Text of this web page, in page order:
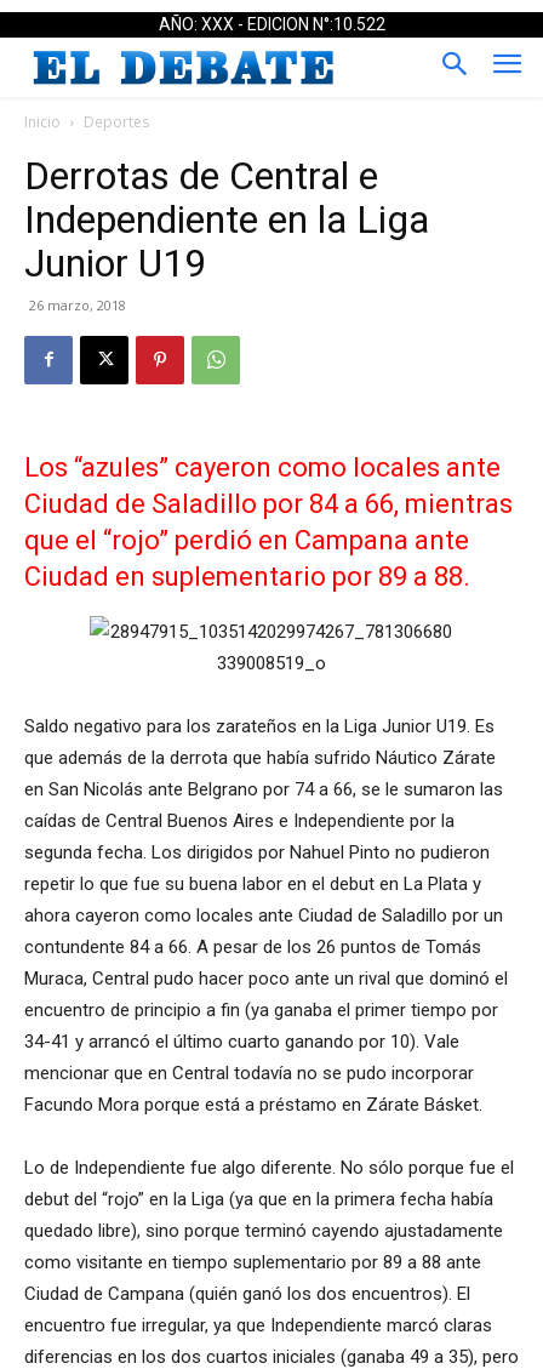
AÑO: XXX - EDICION N°:10.522
Inicio Deportes
Derrotas de Central e
Independiente en la Liga
Junior U19
26 marzo, 2018
Los “azules” cayeron como locales ante
Ciudad de Saladillo por 84 a 66, mientras
que el “rojo” perdió en Campana ante
Ciudad en suplementario por 89 a 88.
Saldo negativo para los zarateños en la Liga Junior U19. Es
que además de la derrota que había sufrido Náutico Zárate
en San Nicolás ante Belgrano por 74 a 66, se le sumaron las
caídas de Central Buenos Aires e Independiente por la
segunda fecha. Los dirigidos por Nahuel Pinto no pudieron
repetir lo que fue su buena labor en el debut en La Plata y
ahora cayeron como locales ante Ciudad de Saladillo por un
contundente 84 a 66. A pesar de los 26 puntos de Tomás
Muraca, Central pudo hacer poco ante un rival que dominó el
encuentro de principio a fin (ya ganaba el primer tiempo por
34-41 y arrancó el último cuarto ganando por 10). Vale
mencionar que en Central todavía no se pudo incorporar
Facundo Mora porque está a préstamo en Zárate Básket.
Lo de Independiente fue algo diferente. No sólo porque fue el
debut del “rojo” en la Liga (ya que en la primera fecha había
quedado libre), sino porque terminó cayendo ajustadamente
como visitante en tiempo suplementario por 89 a 88 ante
Ciudad de Campana (quién ganó los dos encuentros). El
encuentro fue irregular, ya que Independiente marcó claras
diferencias en los dos cuartos iniciales (ganaba 49 a 35), pero